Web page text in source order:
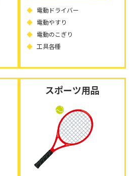
電動ドライバー
電動やすり
電動のこぎり
工具各種
スポーツ用品